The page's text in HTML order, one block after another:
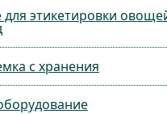
этикетировки
с хранения